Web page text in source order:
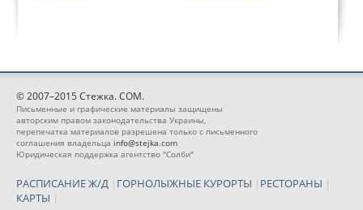
© 2007–2015 Стежка. COM.
Письменные и графические материалы защищены
авторским правом законодательства Украины,
перепечатка материалов разрешена только с письменного
соглашения владельца info@stejka.com
Юридическая поддержка агентство "Солби"
РАСПИСАНИЕ Ж/Д | ГОРНОЛЫЖНЫЕ КУРОРТЫ | РЕСТОРАНЫ |
КАРТЫ |